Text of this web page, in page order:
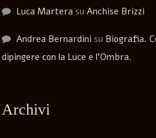
Luca Marterasu Anchise Brizzi
Andrea Bernardini su Biografia.
dipingere con la Luce e l’Ombra.
Archivi